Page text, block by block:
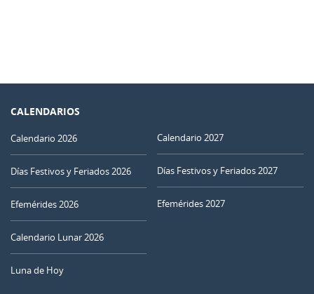
CALENDARIOS
Calendario 2026
Días Festivos y Feriados 2026
Efemérides 2026
Calendario Lunar 2026
Luna de Hoy
Calendario 2027
Días Festivos y Feriados 2027
Efemérides 2027